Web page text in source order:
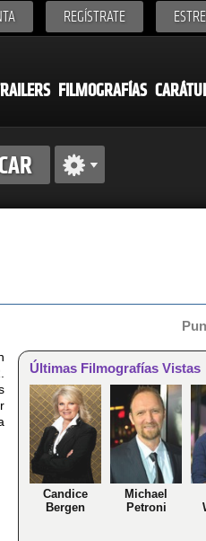
REGÍSTRATE
FILMOGRAFÍAS
Últimas Filmografías Vistas
Candice
Bergen
Michael
Petroni